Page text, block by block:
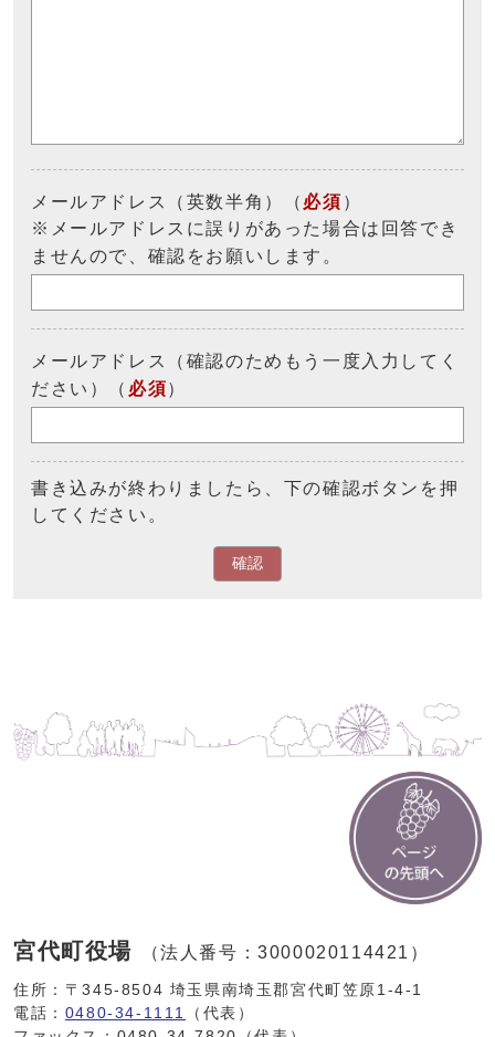
メールアドレス（英数半角）（ 必須 ）
※メールアドレスに誤りがあった場合は回答でき
ませんので、確認をお願いします。
メールアドレス（確認のためもう一度入力してく
ださい）（ 必須）
書き込みが終わりましたら、下の確認ボタンを押
してください。
確認
宮代町役場 （法人番号：3000020114421）
住所：〒345-8504 埼玉県南埼玉郡宮代町笠原1-4-1
電話： 0480-34-1111
（代表）